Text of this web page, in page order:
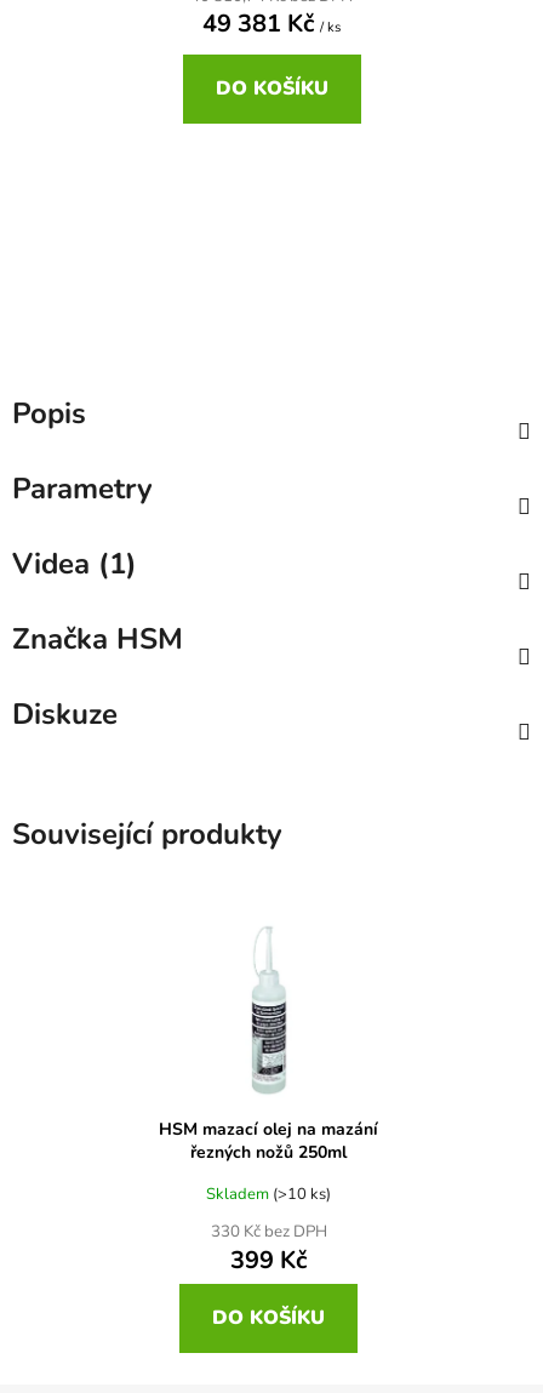
49 381 Kč / ks
DO KOŠÍKU
Popis
Parametry
Videa (1)
Značka HSM
Diskuze
Související produkty
HSM mazací olej na mazání
řezných nožů 250ml
Skladem (>10 ks)
330 Kč bez DPH
399 Kč
DO KOŠÍKU